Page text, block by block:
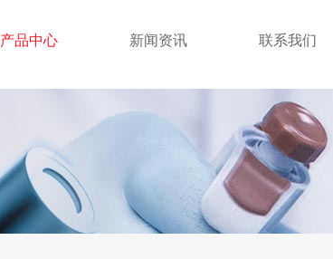
产品中心 新闻资讯 联系我们